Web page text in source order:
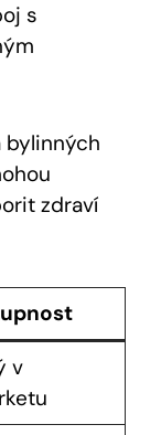
s
bylinných
zdraví
v